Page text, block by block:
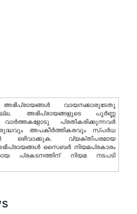
വായനക്കാരുടേതു
അഭിപ്രായങ്ങളുടെ പൂർണ്ണ
വാര്‍ത്തകളോടു പ്രതികരിക്കുന്നവര്‍
അപകീര്‍ത്തികരവും സ്പര്‍ധ
ഒഴിവാക്കുക. വ്യക്തിപരമായ
സൈബര്‍ നിയമപ്രകാരം
പ്രകടനത്തിന് നിയമ നടപടി